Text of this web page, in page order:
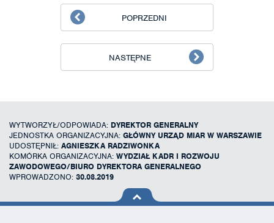
POPRZEDNI
NASTĘPNE
WYTWORZYŁ/ODPOWIADA: DYREKTOR GENERALNY
JEDNOSTKA ORGANIZACYJNA: GŁÓWNY URZĄD MIAR W WARSZAWIE
UDOSTĘPNIŁ: AGNIESZKA RADZIWONKA
KOMÓRKA ORGANIZACYJNA: WYDZIAŁ KADR I ROZWOJU
ZAWODOWEGO/BIURO DYREKTORA GENERALNEGO
WPROWADZONO: 30.08.2019
na górę